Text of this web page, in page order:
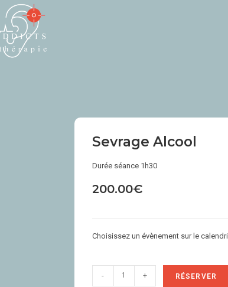
Sevrage Alcool
Durée séance 1h30
200.00€
Choisissez un évènement sur le
- + RÉSERVER